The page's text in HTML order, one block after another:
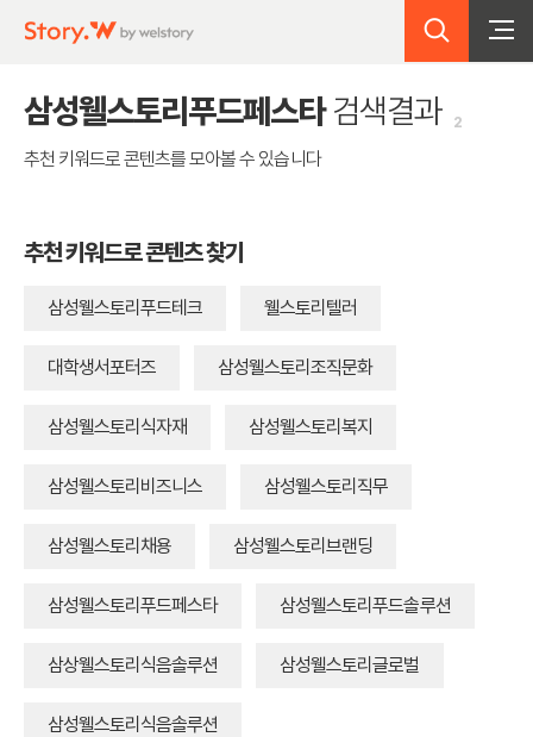
삼성웰스토리푸드페스타검색결과 2
추천 키워드로 콘텐츠를 모아볼 수 있습니다
추천 키워드로 콘텐츠 찾기
삼성웰스토리푸드테크 웰스토리텔러
대학생서포터즈 삼성웰스토리조직문화
삼성웰스토리식자재 삼성웰스토리복지
삼성웰스토리비즈니스 삼성웰스토리직무
삼성웰스토리채용 삼성웰스토리브랜딩
삼성웰스토리푸드페스타 삼성웰스토리푸드솔루션
삼상웰스토리식음솔루션 삼성웰스토리글로벌
삼성웰스토리식음솔루션